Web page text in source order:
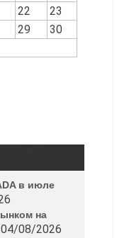
22
23
29
30
в июле
на
04/08/2026